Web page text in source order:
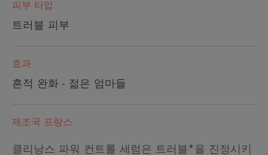
피부 타입
트러블 피부
효과
흔적 완화 - 젊은 엄마들
제조국 프랑스
클리낭스 파워 컨트롤 세럼은 트러블*을 진정시키